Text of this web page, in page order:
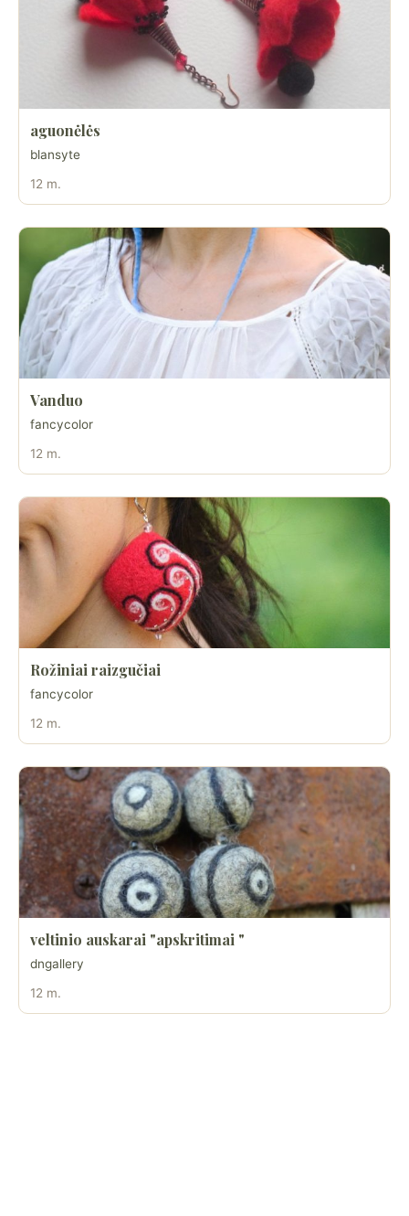
aguonėlės
blansyte
12 m.
Vanduo
fancycolor
12 m.
Rožiniai raizgučiai
fancycolor
12 m.
veltinio auskarai "apskritimai "
dngallery
12 m.